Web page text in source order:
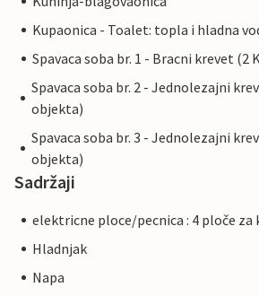
Kupaonica - Toalet: topla i hladna
Spavaca soba br. 1 - Bracni krevet
Spavaca soba br. 2 - Jednolezajni
objekta)
Spavaca soba br. 3 - Jednolezajni
objekta)
Sadržaji
elektricne ploce/pecnica : 4 ploče za
Hladnjak
Napa